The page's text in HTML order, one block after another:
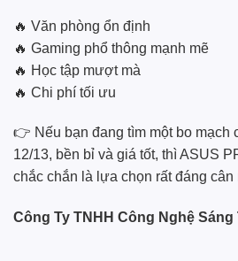
🔥 Văn phòng ổn định
🔥 Gaming phổ thông mạnh mẽ
🔥 Học tập mượt mà
🔥 Chi phí tối ưu
👉 Nếu bạn đang tìm một bo mạch
12/13, bền bỉ và giá tốt, thì ASUS
chắc chắn là lựa chọn rất đáng cân
Công Ty TNHH Công Nghệ Sáng